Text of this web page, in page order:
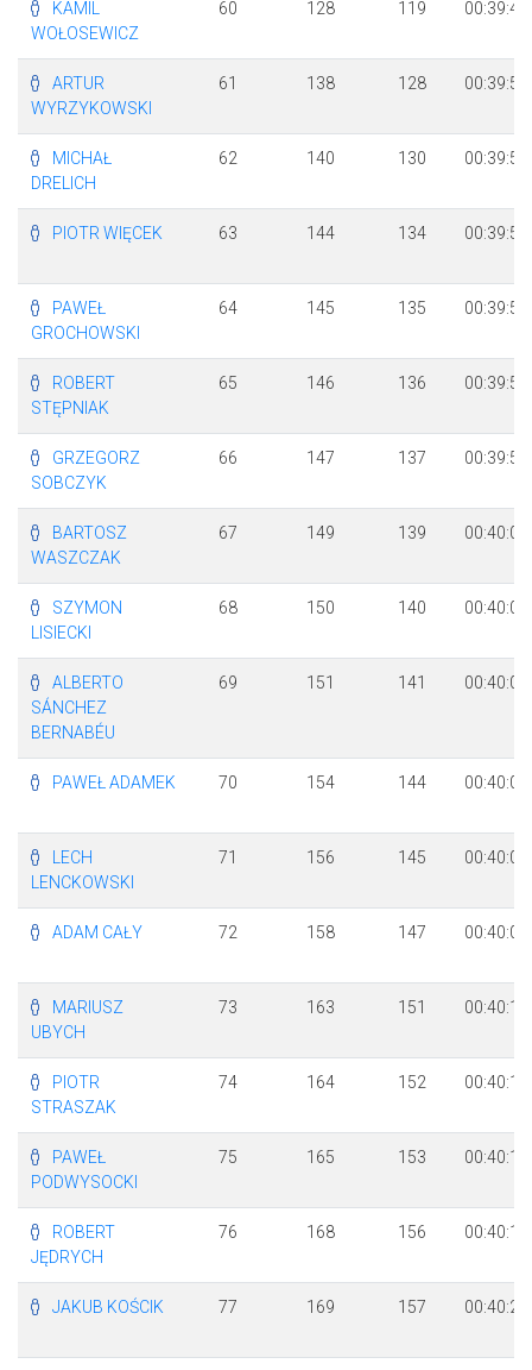
KAMIL
WOŁOSEWICZ
60 128 119 00:39:43
ARTUR
WYRZYKOWSKI
61 138 128 00:39:52
MICHAŁ
DRELICH
62 140 130 00:39:55
PIOTR WIĘCEK 63 144 134 00:39:57
PAWEŁ
GROCHOWSKI
64 145 135 00:39:57
ROBERT
STĘPNIAK
65 146 136 00:39:59
GRZEGORZ
SOBCZYK
66 147 137 00:39:59
BARTOSZ
WASZCZAK
67 149 139 00:40:00
SZYMON
LISIECKI
68 150 140 00:40:01
ALBERTO
SÁNCHEZ
BERNABÉU
69 151 141 00:40:01
PAWEŁ ADAMEK 70 154 144 00:40:05
LECH
LENCKOWSKI
71 156 145 00:40:07
ADAM CAŁY 72 158 147 00:40:09
MARIUSZ
UBYCH
73 163 151 00:40:14
PIOTR
STRASZAK
74 164 152 00:40:16
PAWEŁ
PODWYSOCKI
75 165 153 00:40:16
ROBERT
JĘDRYCH
76 168 156 00:40:19
JAKUB KOŚCIK 77 169 157 00:40:21